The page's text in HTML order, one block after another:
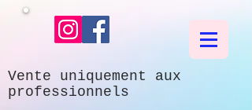
Vente uniquement aux
professionnels